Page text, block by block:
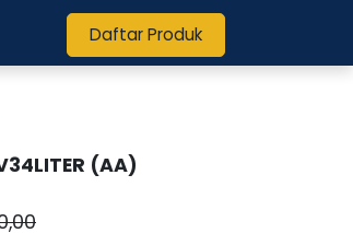
Daftar Produk
(AA)